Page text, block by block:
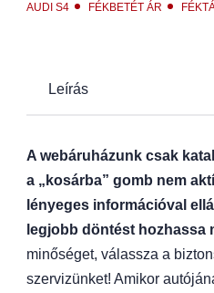
AUDI S4
FÉKBETÉT ÁR
Leírás
A webáruházunk csak
a „kosárba” gomb nem
lényeges információval
legjobb döntést hozhassa
minőséget, válassza a
szervizünket! Amikor